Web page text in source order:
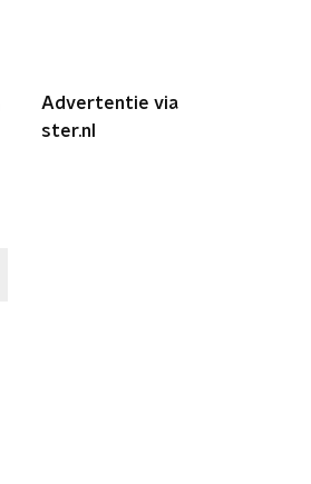
Advertentie via
ster.nl